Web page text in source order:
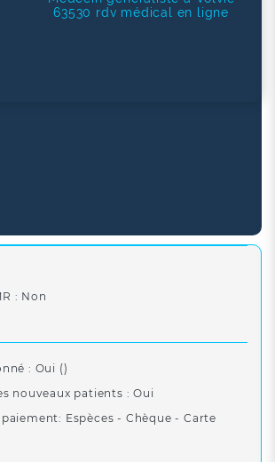
63530 rdv médical en ligne
: Non
: Oui ()
nouveaux patients : Oui
Espèces - Chèque - Carte